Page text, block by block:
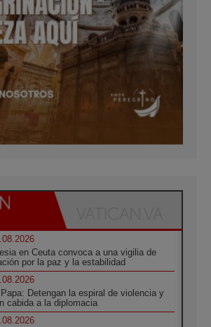
en Ceuta convoca a una vigilia de
por la paz y la estabilidad
Detengan la espiral de violencia y
cabida a la diplomacia